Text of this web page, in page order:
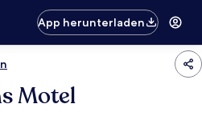
App herunterladen
Motel